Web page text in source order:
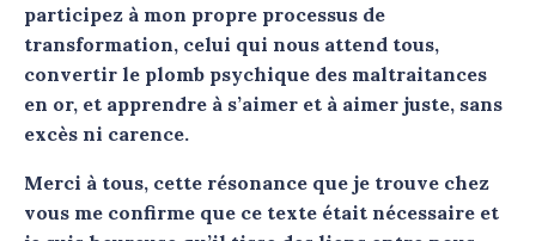
participez à mon propre processus de
transformation, celui qui nous attend tous,
convertir le plomb psychique des maltraitances
en or, et apprendre à s’aimer et à aimer juste, sans
excès ni carence.
Merci à tous, cette résonance que je trouve chez
vous me confirme que ce texte était nécessaire et